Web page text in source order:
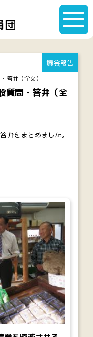
答弁（全文）
問・答弁（全
議会報告
弁をまとめました。